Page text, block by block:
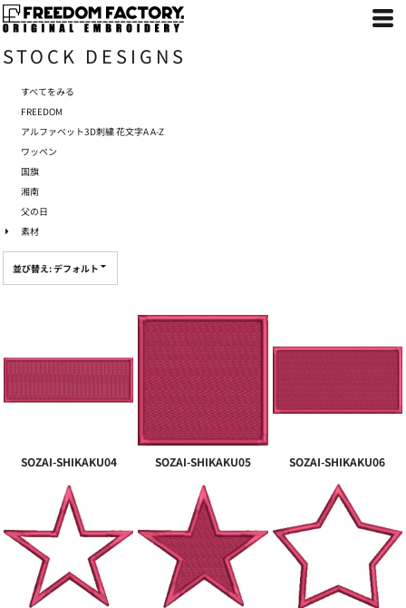
STOCK DESIGNS
すべてをみる
FREEDOM
アルファベット3D刺繍 花文字A A-Z
ワッペン
国旗
湘南
父の日
素材
並び替え: デフォルト
SOZAI-SHIKAKU04 SOZAI-SHIKAKU05 SOZAI-SHIKAKU06
デフォルト
新着順
評価が多い順